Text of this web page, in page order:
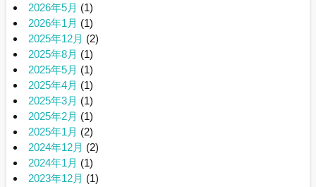
2026年5月 (1)
2026年1月 (1)
2025年12月 (2)
2025年8月 (1)
2025年5月 (1)
2025年4月 (1)
2025年3月 (1)
2025年2月 (1)
2025年1月 (2)
2024年12月 (2)
2024年1月 (1)
2023年12月 (1)